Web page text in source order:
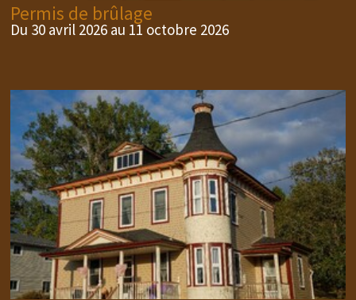
Permis de brûlage
Du 30 avril 2026 au 11 octobre 2026